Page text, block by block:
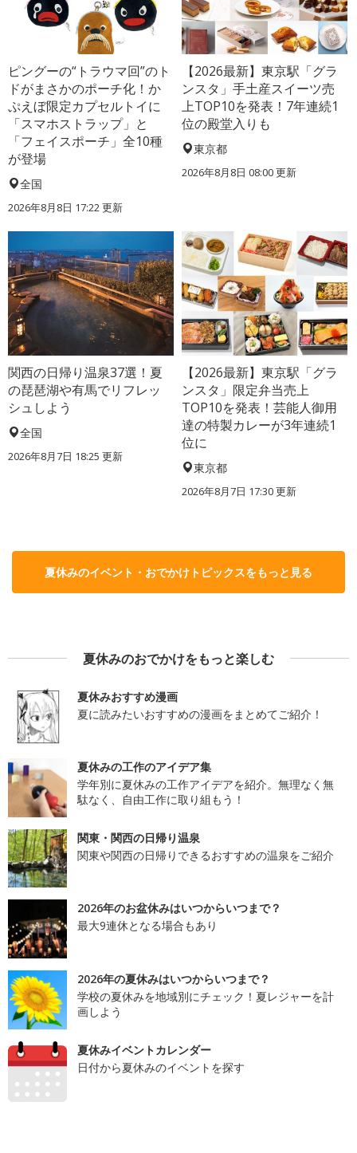
ピングーの“トラウマ回”のト
ドがまさかのポーチ化！か
ぷえぼ限定カプセルトイに
「スマホストラップ」と
「フェイスポーチ」全10種
が登場
全国
2026年8月8日 17:22更新
【2026最新】東京駅「グラ
ンスタ」手土産スイーツ売
上TOP10を発表！7年連続1
位の殿堂入りも
東京都
2026年8月8日 08:00更新
関西の日帰り温泉37選！夏
の琵琶湖や有馬でリフレッ
シュしよう
全国
2026年8月7日 18:25 更新
【2026最新】東京駅「グラ
ンスタ」限定弁当売上
TOP10を発表！芸能人御用
達の特製カレーが3年連続1
位に
東京都
2026年8月7日 17:30更新
夏休みのイベント・おでかけトピックスをもっと見る
夏休みのおでかけをもっと楽しむ
夏休みおすすめ漫画
夏に読みたいおすすめの漫画をまとめてご紹介！
夏休みの工作のアイデア集
学年別に夏休みの工作アイデアを紹介。無理なく無
駄なく、自由工作に取り組もう！
関東・関西の日帰り温泉
関東や関西の日帰りできるおすすめの温泉をご紹介
2026年のお盆休みはいつからいつまで？
最大9連休となる場合もあり
2026年の夏休みはいつからいつまで？
学校の夏休みを地域別にチェック！夏レジャーを計
画しよう
夏休みイベントカレンダー
日付から夏休みのイベントを探す